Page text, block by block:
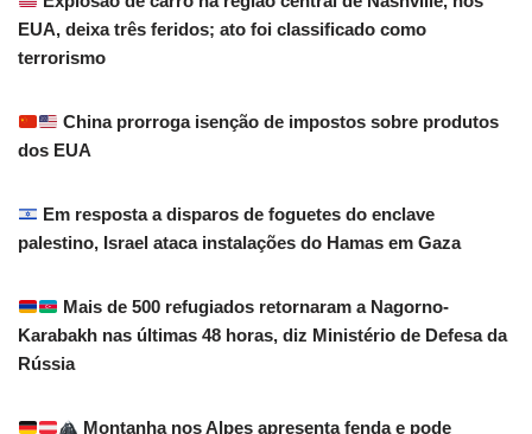
EUA, deixa três feridos; ato foi classificado como
terrorismo
China prorroga isenção de impostos sobre produtos
dos EUA
Em resposta a disparos de foguetes do enclave
palestino, Israel ataca instalações do Hamas em Gaza
Mais de 500 refugiados retornaram a Nagorno-
Karabakh nas últimas 48 horas, diz Ministério de Defesa da
Rússia
Montanha nos Alpes apresenta fenda e pode